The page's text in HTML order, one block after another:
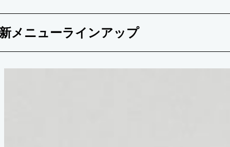
メニューラインアップ